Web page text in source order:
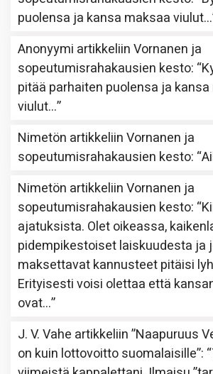
puolensa ja kansa maksaa viulut…
Anonyymi artikkeliinVornanen ja
sopeutumisrahakausien kesto: “
pitää parhaiten puolensa ja
viulut…”
Nimetön artikkeliinVornanen ja
sopeutumisrahakausien kesto: “
Nimetön artikkeliinVornanen ja
sopeutumisrahakausien kesto: “
ajatuksista. Olet oikeassa,
pidempikestoiset laiskuudesta ja
maksettavat kannusteet pitäisi
Erityisesti voisi olettaa että
ovat…”
J. V. Vahe artikkeliin”Naapuruus
on kuin lottovoitto suomalaisille”: “